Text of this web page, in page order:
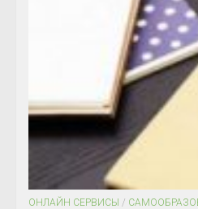
ОНЛАЙН СЕРВИСЫ /